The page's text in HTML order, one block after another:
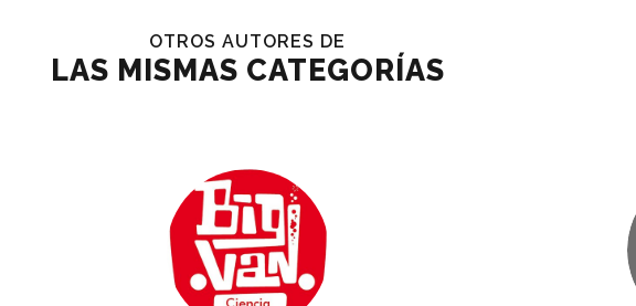
OTROS AUTORES DE
LAS MISMAS CATEGORÍAS